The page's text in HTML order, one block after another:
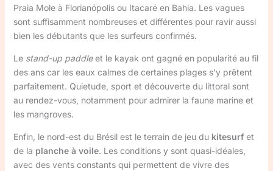
Praia Mole à Florianópolis ou Itacaré en Bahia. Les vagues
sont suffisamment nombreuses et différentes pour ravir aussi
bien les débutants que les surfeurs confirmés.
Le stand-up paddleet le kayak ont gagné en popularité au fil
des ans car les eaux calmes de certaines plages s’y prêtent
parfaitement. Quietude, sport et découverte du littoral sont
au rendez-vous, notamment pour admirer la faune marine et
les mangroves.
Enfin, le nord-est du Brésil est le terrain de jeu du kitesurfet
de la planche à voile. Les conditions y sont quasi-idéales,
avec des vents constants qui permettent de vivre des